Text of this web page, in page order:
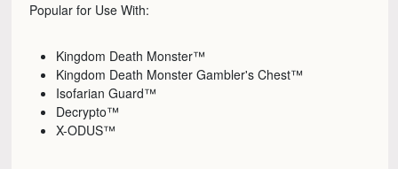
Popular for Use With:
Kingdom Death Monster™
Kingdom Death Monster Gambler's Chest™
Isofarian Guard™
Decrypto™
X-ODUS™